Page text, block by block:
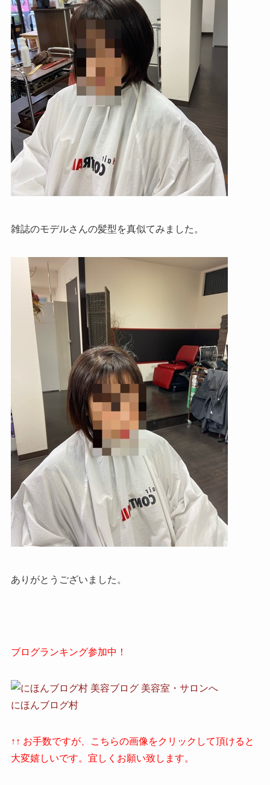
雑誌のモデルさんの髪型を真似てみました。
ありがとうございました。
ブログランキング参加中！
にほんブログ村
↑↑ お手数ですが、こちらの画像をクリックして頂けると
大変嬉しいです。宜しくお願い致します。